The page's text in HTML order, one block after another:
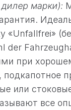
марки):
«Unfallfrei»
der
при
или
все